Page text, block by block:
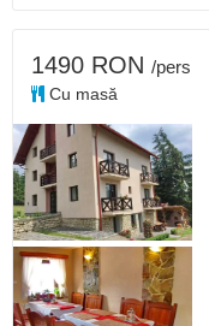
1490 RON /pers
Cu masă